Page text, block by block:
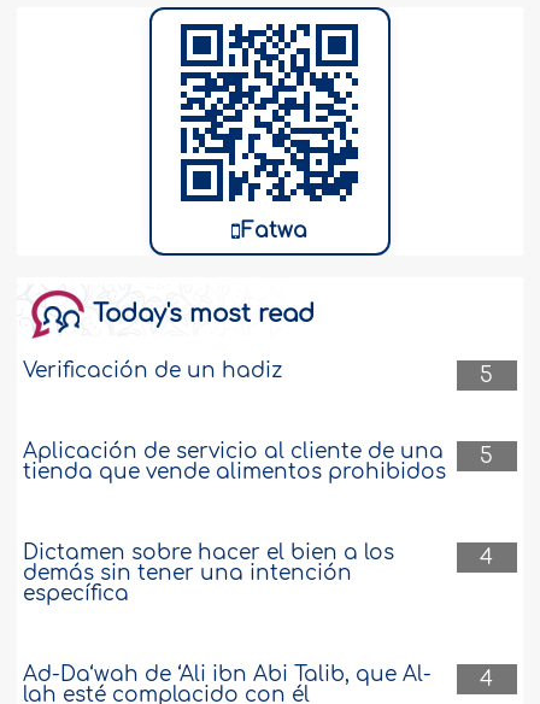
Fatwa
Today's most read
5
Verificación de un hadiz
5
Aplicación de servicio al cliente de una
tienda que vende alimentos prohibidos
4
Dictamen sobre hacer el bien a los
demás sin tener una intención
específica
4
Ad-Da‘wah de ‘Ali ibn Abi Talib, que Al-
lah esté complacido con él